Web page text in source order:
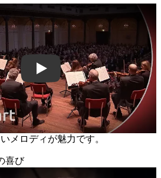
QZWKUszkbXU
メロディが魅力です。
喜び